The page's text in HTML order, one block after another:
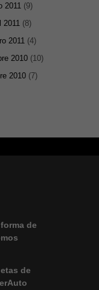
2011(9)
2011 (8)
2011 (4)
2010 (10)
2010 (7)
de
de